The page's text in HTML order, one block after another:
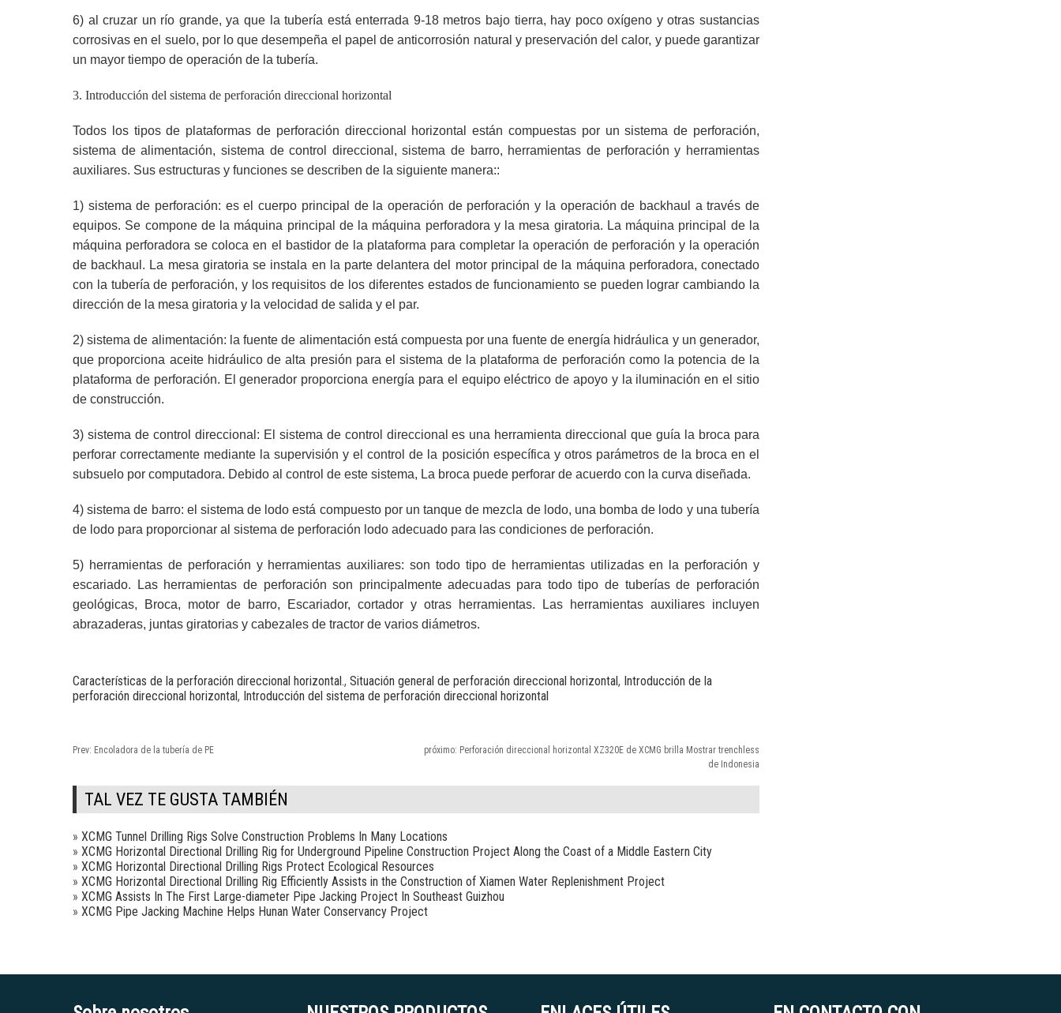
6) al cruzar un río grande, ya que la tubería está enterrada 9-18 metros bajo tierra, hay poco oxígeno y otras sustancias
corrosivas en el suelo, por lo que desempeña el papel de anticorrosión natural y preservación del calor, y puede garantizar
un mayor tiempo de operación de la tubería.
3. Introducción del sistema de perforación direccional horizontal
Todos los tipos de plataformas de perforación direccional horizontal están compuestas por un sistema de perforación,
sistema de alimentación, sistema de control direccional, sistema de barro, herramientas de perforación y herramientas
auxiliares. Sus estructuras y funciones se describen de la siguiente manera::
1) sistema de perforación: es el cuerpo principal de la operación de perforación y la operación de backhaul a través de
equipos. Se compone de la máquina principal de la máquina perforadora y la mesa giratoria. La máquina principal de la
máquina perforadora se coloca en el bastidor de la plataforma para completar la operación de perforación y la operación
de backhaul. La mesa giratoria se instala en la parte delantera del motor principal de la máquina perforadora, conectado
con la tubería de perforación, y los requisitos de los diferentes estados de funcionamiento se pueden lograr cambiando la
dirección de la mesa giratoria y la velocidad de salida y el par.
2) sistema de alimentación: la fuente de alimentación está compuesta por una fuente de energía hidráulica y un generador,
que proporciona aceite hidráulico de alta presión para el sistema de la plataforma de perforación como la potencia de la
plataforma de perforación. El generador proporciona energía para el equipo eléctrico de apoyo y la iluminación en el sitio
de construcción.
3) sistema de control direccional: El sistema de control direccional es una herramienta direccional que guía la broca para
perforar correctamente mediante la supervisión y el control de la posición específica y otros parámetros de la broca en el
subsuelo por computadora. Debido al control de este sistema, La broca puede perforar de acuerdo con la curva diseñada.
4) sistema de barro: el sistema de lodo está compuesto por un tanque de mezcla de lodo, una bomba de lodo y una tubería
de lodo para proporcionar al sistema de perforación lodo adecuado para las condiciones de perforación.
5) herramientas de perforación y herramientas auxiliares: son todo tipo de herramientas utilizadas en la perforación y
escariado. Las herramientas de perforación son principalmente adecuadas para todo tipo de tuberías de perforación
geológicas, Broca, motor de barro, Escariador, cortador y otras herramientas. Las herramientas auxiliares incluyen
abrazaderas, juntas giratorias y cabezales de tractor de varios diámetros.
Características de la perforación direccional horizontal., Situación general de perforación direccional horizontal, Introducción de la
perforación direccional horizontal, Introducción del sistema de perforación direccional horizontal
Prev: Encoladora de la tubería de PE próximo: Perforación direccional horizontal XZ320E de XCMG brilla Mostrar trenchless
de Indonesia
TAL VEZ TE GUSTA TAMBIÉN
» XCMG Tunnel Drilling Rigs Solve Construction Problems In Many Locations
» XCMG Horizontal Directional Drilling Rig for Underground Pipeline Construction Project Along the Coast of a Middle Eastern City
» XCMG Horizontal Directional Drilling Rigs Protect Ecological Resources
» XCMG Horizontal Directional Drilling Rig Efficiently Assists in the Construction of Xiamen Water Replenishment Project
» XCMG Assists In The First Large-diameter Pipe Jacking Project In Southeast Guizhou
» XCMG Pipe Jacking Machine Helps Hunan Water Conservancy Project